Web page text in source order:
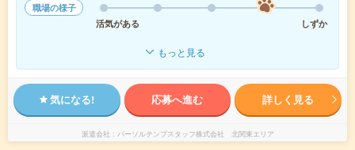
職場の様子
活気がある
しずか
もっと見る
気になる! 応募へ進む 詳しく見る
派遣会社 パーソルテンプスタッフ株式会社 北関東エリア